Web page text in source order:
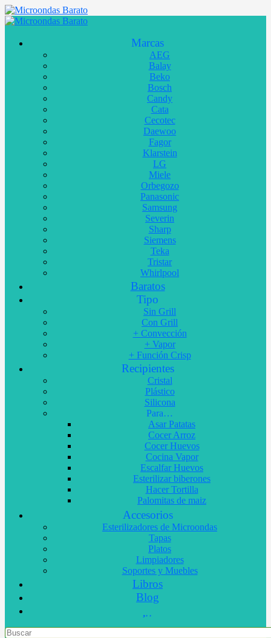
Marcas
AEG
Balay
Beko
Bosch
Candy
Cata
Cecotec
Daewoo
Fagor
Klarstein
LG
Miele
Orbegozo
Panasonic
Samsung
Severin
Sharp
Siemens
Teka
Tristar
Whirlpool
Baratos
Tipo
Sin Grill
Con Grill
+ Convección
+ Vapor
+ Función Crisp
Recipientes
Cristal
Plástico
Silicona
Para…
Asar Patatas
Cocer Arroz
Cocer Huevos
Cocina Vapor
Escalfar Huevos
Esterilizar biberones
Hacer Tortilla
Palomitas de maiz
Accesorios
Esterilizadores de Microondas
Tapas
Platos
Limpiadores
Soportes y Muebles
Libros
Blog